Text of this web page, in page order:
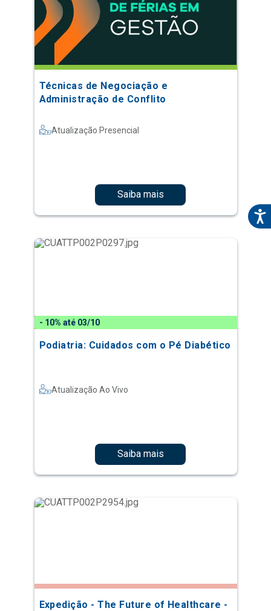
Técnicas de Negociação e
Administração de Conflito
Atualização Presencial
Saiba mais
- 10% até 03/10
Podiatria: Cuidados com o Pé Diabético
Atualização Ao Vivo
Saiba mais
Expedição - The Future of Healthcare -